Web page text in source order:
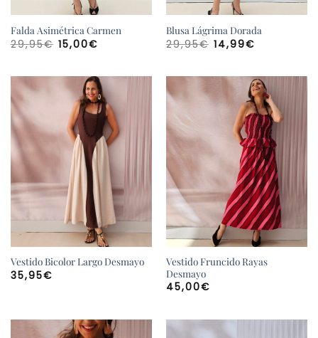
Falda Asimétrica Carmen
29,95€ El
precio
29,95€.
15,00€El
15,00€.
Blusa Lágrima Dorada
29,95€ El
precio
29,95€.
14,99€El
14,99€.
Vestido Bicolor Largo Desmayo
35,95€
Vestido Fruncido Rayas
Desmayo
45,00€